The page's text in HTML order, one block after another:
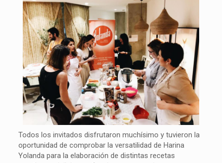
Todos los invitados disfrutaron muchísimo y tuvieron la
oportunidad de comprobar la versatilidad de Harina
Yolanda para la elaboración de distintas recetas